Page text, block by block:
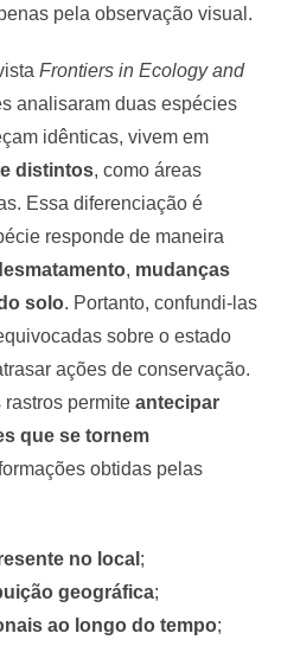
pela observação visual.
Frontiers in Ecology and
analisaram duas espécies
idênticas, vivem em
distintos, como áreas
Essa diferenciação é
responde de maneira
, mudanças
solo. Portanto, confundi-las
sobre o estado
ações de conservação.
permite antecipar
que se tornem
obtidas pelas
no local ;
geográfica;
ao longo do tempo;